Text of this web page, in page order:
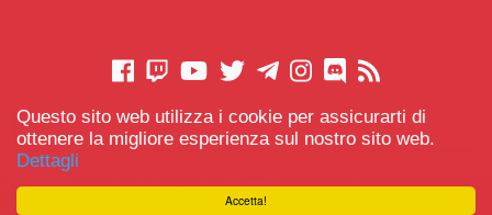
Accetta!
Questo sito web utilizza i cookie per assicurarti di
ottenere la migliore esperienza sul nostro sito web.
Dettagli
CONTATTACI
© 2021 Gameplay.Cafe made with Scemo chi Legge-
#TeamBidet